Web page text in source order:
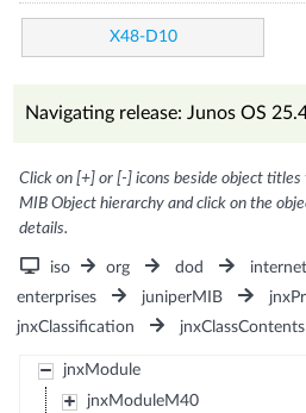
X48-D10
Navigating release: Junos OS
Click on [+] or [-] icons beside object
MIB Object hierarchy and click on the
details.
iso org dod internet
enterprises
juniperMIB
jnxClassification
jnxClassContents
jnxModule
jnxModuleM40